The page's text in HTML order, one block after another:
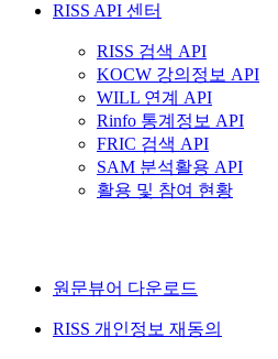
RISS API 센터
RISS 검색 API
KOCW 강의정보 API
WILL 연계 API
Rinfo 통계정보 API
FRIC 검색 API
SAM 분석활용 API
활용 및 참여 현황
원문뷰어 다운로드
RISS 개인정보 재동의